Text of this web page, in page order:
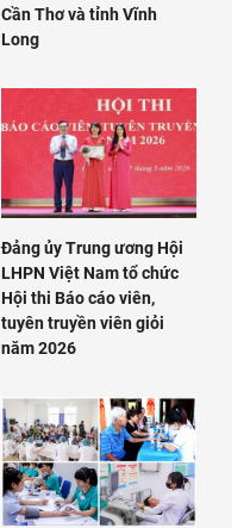
Cần Thơ và tỉnh Vĩnh
Long
Đảng ủy Trung ương Hội
LHPN Việt Nam tổ chức
Hội thi Báo cáo viên,
tuyên truyền viên giỏi
năm 2026